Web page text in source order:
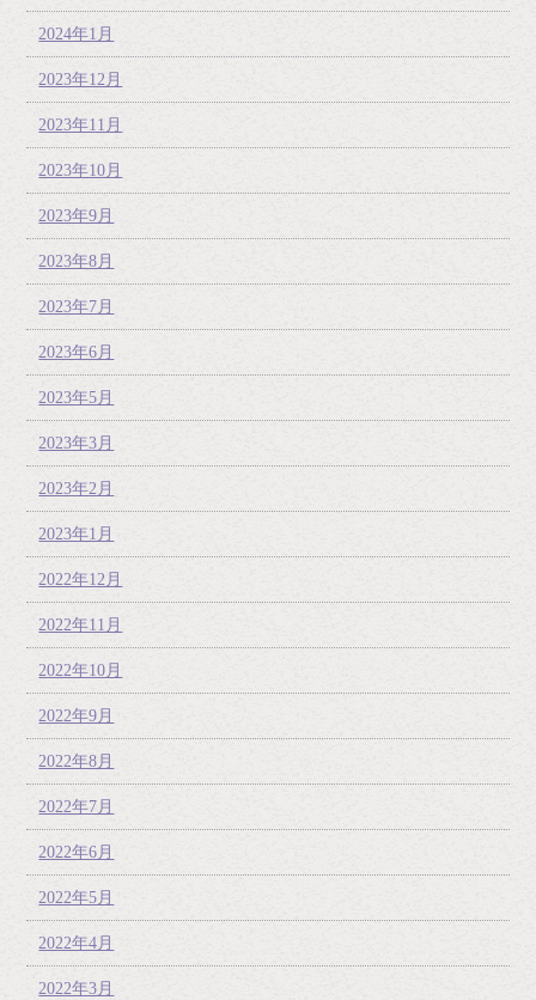
2024年1月
2023年12月
2023年11月
2023年10月
2023年9月
2023年8月
2023年7月
2023年6月
2023年5月
2023年3月
2023年2月
2023年1月
2022年12月
2022年11月
2022年10月
2022年9月
2022年8月
2022年7月
2022年6月
2022年5月
2022年4月
2022年3月